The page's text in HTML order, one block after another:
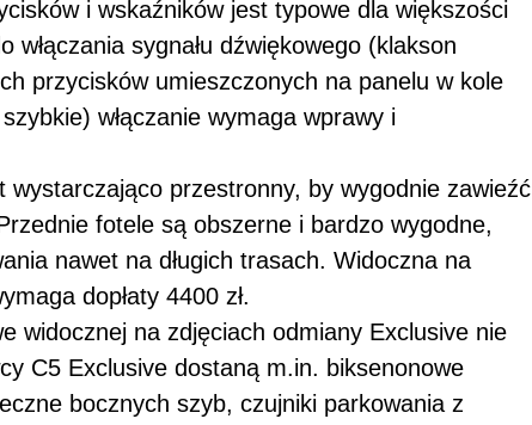
i wskaźników jest typowe dla większości
sygnału dźwiękowego (klakson
przycisków umieszczonych na panelu w kole
włączanie wymaga wprawy i
wystarczająco przestronny, by wygodnie zawieźć
fotele są obszerne i bardzo wygodne,
nawet na długich trasach. Widoczna na
dopłaty 4400 zł.
widocznej na zdjęciach odmiany Exclusive nie
C5 Exclusive dostaną m.in. biksenonowe
bocznych szyb, czujniki parkowania z